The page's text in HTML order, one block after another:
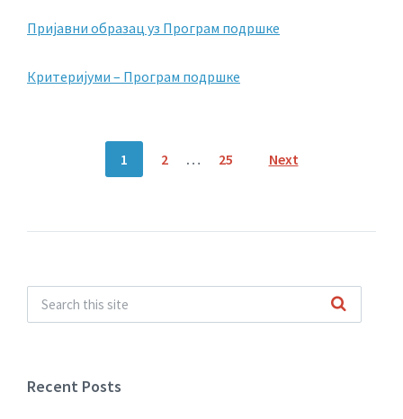
Пријавни образац уз Програм подршке
Критеријуми – Програм подршке
1 2 … 25 Next
Recent Posts